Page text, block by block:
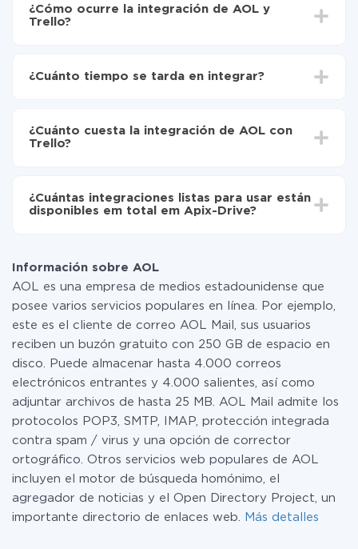
¿Cómo ocurre la integración de AOL y
Trello?
Elija qué datos transferir de AOL a Trello
de AOL a Trello
¿Cuánto tiempo se tarda en integrar?
oscilar entre 5 y 30 minutos. En promedio, la
configuración tarda entre 10 y 15 minutos.
¿Cuánto cuesta la integración de AOL con
Trello?
tarifas. Usted solo paga por la cantidad de datos que
realmente se transfieren de uno de sus sistemas a otro
manera segura un plan de tarifa gratuita o cambiar a
uno de pago, si es necesario. Más detalles sobre
tarifas.
¿Cuántas integraciones listas para usar están
disponibles em total em Apix-Drive?
Información sobre AOL
AOL es una empresa de medios estadounidense que
posee varios servicios populares en línea. Por ejemplo,
este es el cliente de correo AOL Mail, sus usuarios
reciben un buzón gratuito con 250 GB de espacio en
disco. Puede almacenar hasta 4.000 correos
electrónicos entrantes y 4.000 salientes, así como
adjuntar archivos de hasta 25 MB. AOL Mail admite los
protocolos POP3, SMTP, IMAP, protección integrada
contra spam / virus y una opción de corrector
ortográfico. Otros servicios web populares de AOL
incluyen el motor de búsqueda homónimo, el
agregador de noticias y el Open Directory Project, un
importante directorio de enlaces web.
Más detalles